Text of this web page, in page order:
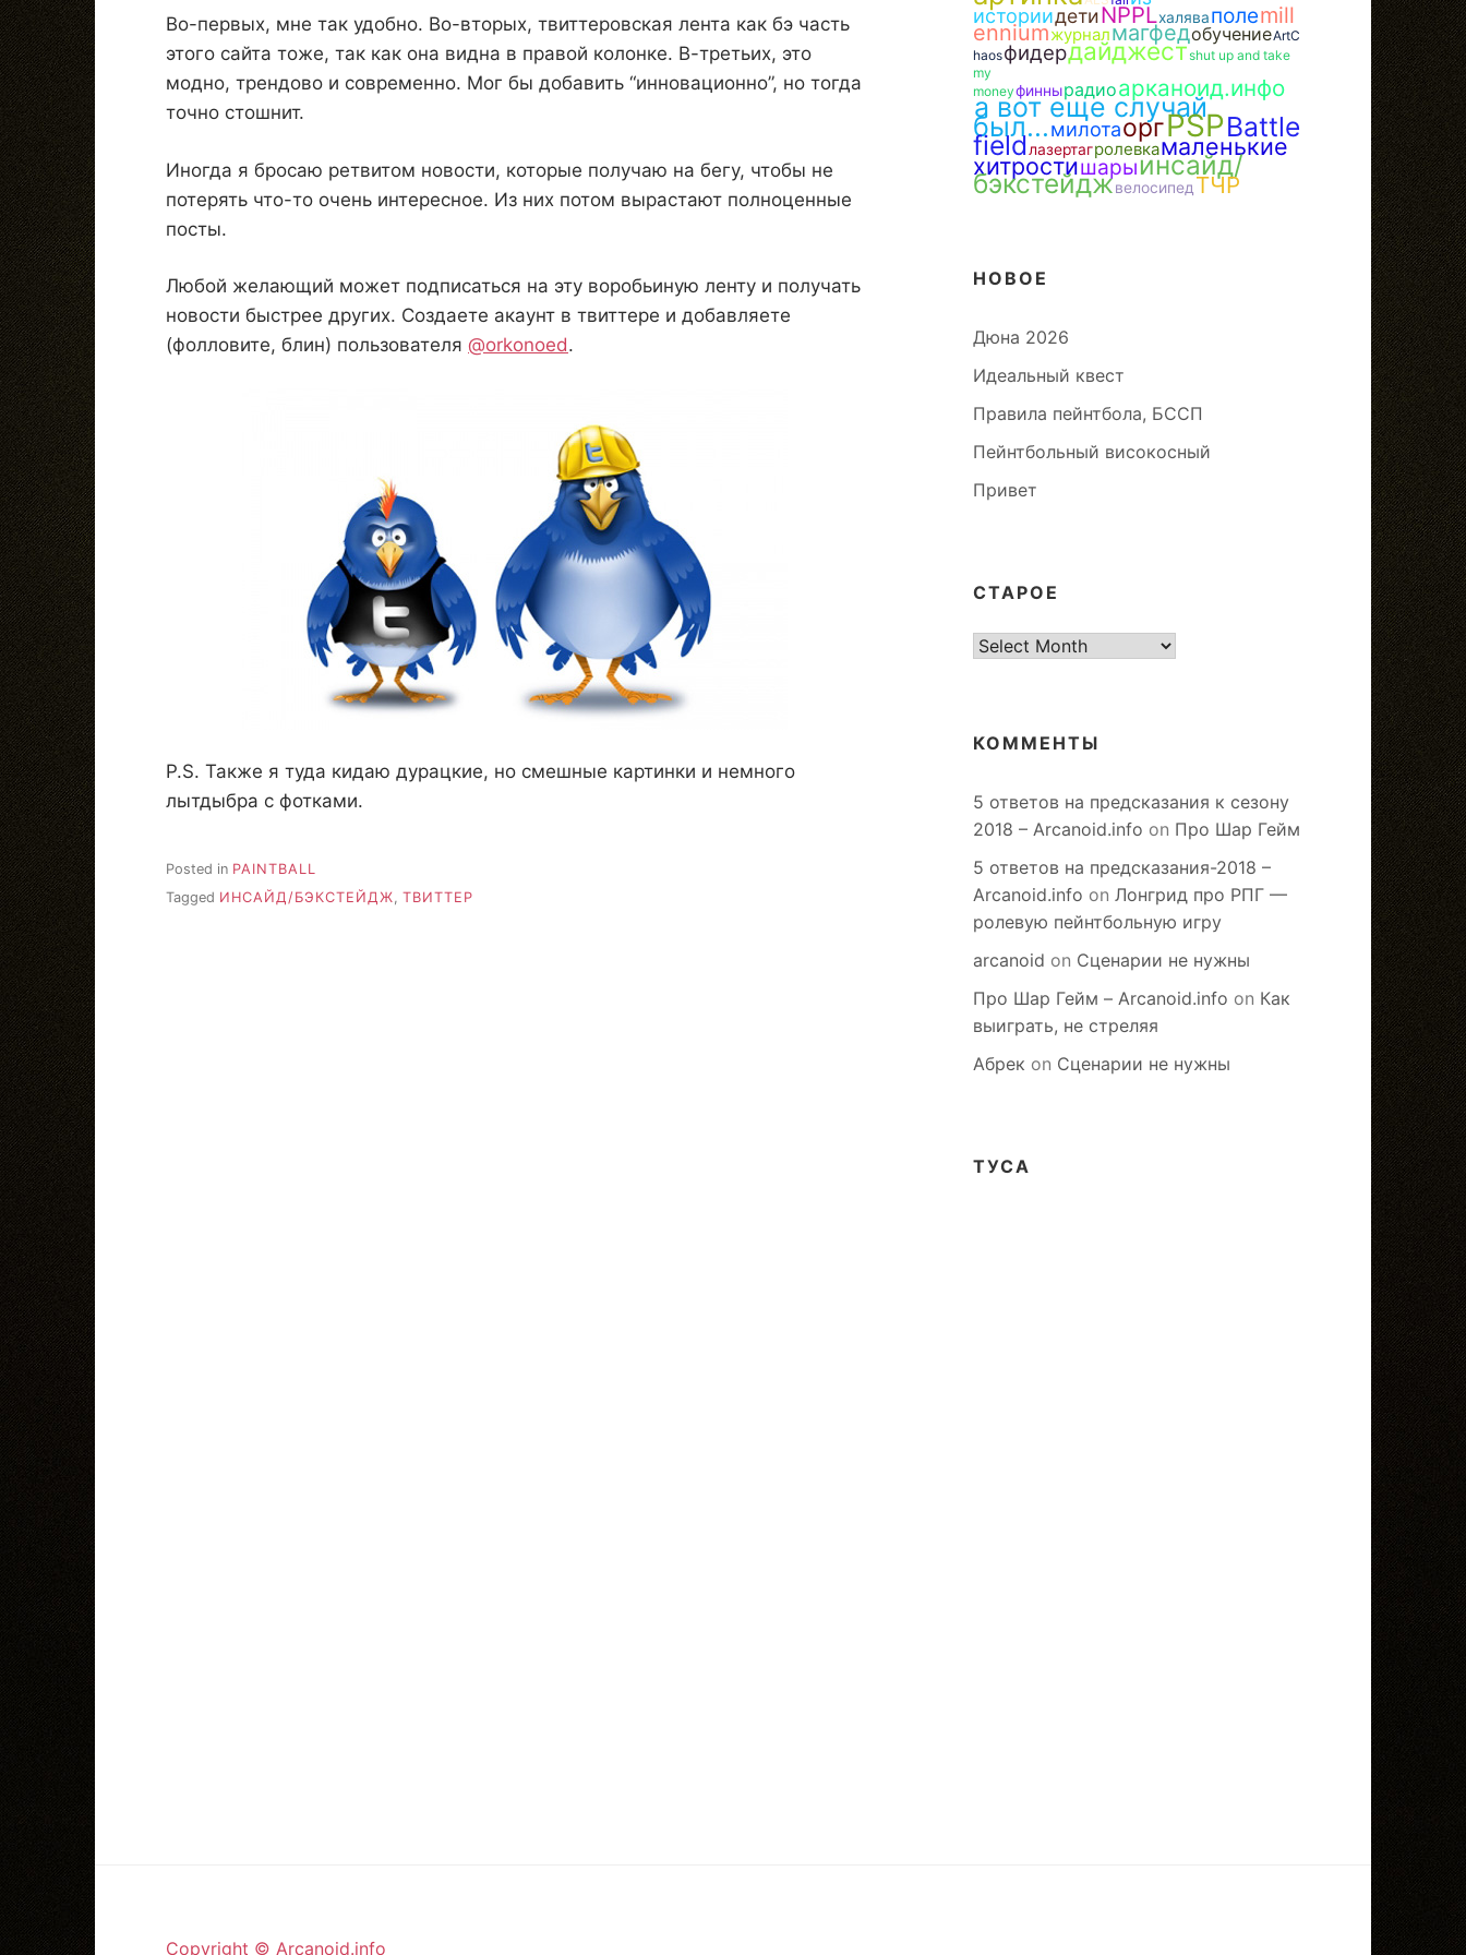
Во-первых, мне так удобно. Во-вторых, твиттеровская лента как бэ часть
этого сайта тоже, так как она видна в правой колонке. В-третьих, это
модно, трендово и современно. Мог бы добавить “инновационно”, но тогда
точно стошнит.
Иногда я бросаю ретвитом новости, которые получаю на бегу, чтобы не
потерять что-то очень интересное. Из них потом вырастают полноценные
посты.
Любой желающий может подписаться на эту воробьиную ленту и получать
новости быстрее других. Создаете акаунт в твиттере и добавляете
(фолловите, блин) пользователя @orkonoed.
P.S. Также я туда кидаю дурацкие, но смешные картинки и немного
лытдыбра с фотками.
Posted in PAINTBALL
Tagged ИНСАЙД/БЭКСТЕЙДЖ, ТВИТТЕР
историидетиNPPLхаляваполеmill
enniumжурналмагфедобучениеArtC
haosфидердайджестshut up and take
my
moneyфиннырадиоарканоид.инфо
а вот еще случай
был...милотаоргPSPBattle
fieldлазертагролевкамаленькие
хитростишарыинсайд/
бэкстейджвелосипед ТЧР
НОВОЕ
Дюна 2026
Идеальный квест
Правила пейнтбола, БССП
Пейнтбольный високосный
Привет
СТАРОЕ
старое
КОММЕНТЫ
5 ответов на предсказания к сезону
2018 – Arcanoid.info on Про Шар Гейм
5 ответов на предсказания-2018 –
Arcanoid.info on Лонгрид про РПГ —
ролевую пейнтбольную игру
arcanoid on Сценарии не нужны
Про Шар Гейм – Arcanoid.info on Как
выиграть, не стреляя
Абрек on Сценарии не нужны
ТУСА
Copyright © Arcanoid.info